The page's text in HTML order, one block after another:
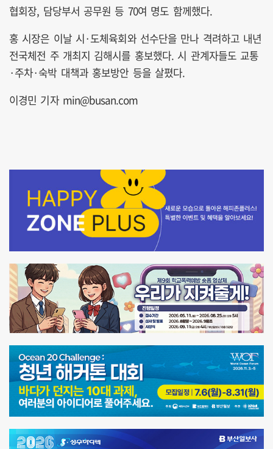
협회장, 담당부서 공무원 등 70여 명도 함께했다.
홍 시장은 이날 시·도체육회와 선수단을 만나 격려하고 내년
전국체전 주 개최지 김해시를 홍보했다. 시 관계자들도 교통
·주차·숙박 대책과 홍보방안 등을 살폈다.
이경민 기자 min@busan.com